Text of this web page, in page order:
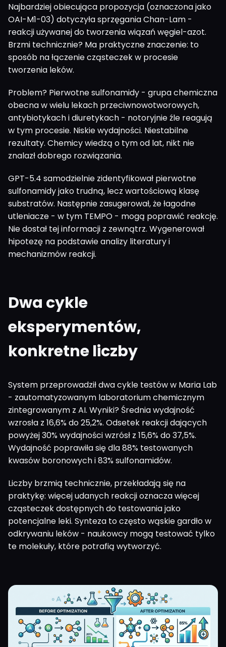
Najbardziej obiecująca propozycja (oznaczona jako
OAI-M1-03) dotyczyła sprzęgania Chan-Lam -
reakcji używanej do tworzenia wiązań węgiel-azot.
Brzmi technicznie? Ma praktyczne znaczenie: to
sposób na łączenie cząsteczek w procesie
tworzenia leków.
Problem? Pierwotne sulfonamidy - grupa chemiczna
obecna w wielu lekach przeciwnowotworowych,
antybiotykach i diuretykach - notoryjnie źle reagują
w tym procesie. Niskie wydajności. Niestabilne
rezultaty. Chemicy wiedzą o tym od lat, nikt nie
znalazł dobrego rozwiązania.
GPT-5.4 samodzielnie zidentyfikował pierwotne
sulfonamidy jako trudną, lecz wartościową klasę
substratów. Następnie zasugerował, że łagodne
utleniacze - w tym TEMPO - mogą poprawić reakcję.
Nie dostał tej informacji z zewnątrz. Wygenerował
hipotezę na podstawie analizy literatury i
mechanizmów reakcji.
Dwa cykle
eksperymentów,
konkretne liczby
System przeprowadził dwa cykle testów w Maria Lab
- zautomatyzowanym laboratorium chemicznym
zintegrowanym z AI. Wyniki? Średnia wydajność
wzrosła z 16,6% do 25,2%. Odsetek reakcji dających
powyżej 30% wydajności wzrósł z 15,6% do 37,5%.
Wydajność poprawiła się dla 88% testowanych
kwasów boronowych i 83% sulfonamidów.
Liczby brzmią technicznie, przekładają się na
praktykę: więcej udanych reakcji oznacza więcej
cząsteczek dostępnych do testowania jako
potencjalne leki. Synteza to często wąskie gardło w
odkrywaniu leków - naukowcy mogą testować tylko
te molekuły, które potrafią wytworzyć.